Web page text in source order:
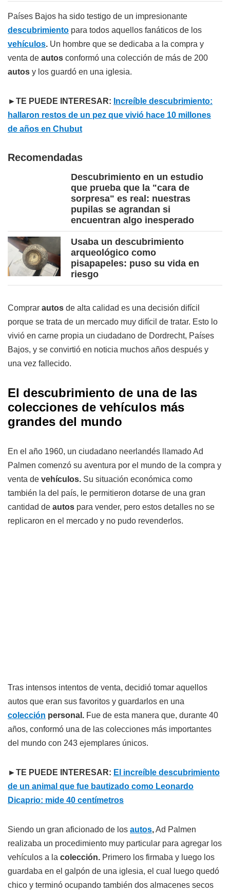
Países Bajos ha sido testigo de un impresionante
descubrimiento para todos aquellos fanáticos de los
vehículos. Un hombre que se dedicaba a la compra y
venta de autos conformó una colección de más de 200
autos y los guardó en una iglesia.
►TE PUEDE INTERESAR: Increíble descubrimiento:
hallaron restos de un pez que vivió hace 10 millones
de años en Chubut
Recomendadas
Descubrimiento en un estudio
que prueba que la "cara de
sorpresa" es real: nuestras
pupilas se agrandan si
encuentran algo inesperado
Usaba un descubrimiento
arqueológico como
pisapapeles: puso su vida en
riesgo
Comprar autos de alta calidad es una decisión difícil
porque se trata de un mercado muy difícil de tratar. Esto lo
vivió en carne propia un ciudadano de Dordrecht, Países
Bajos, y se convirtió en noticia muchos años después y
una vez fallecido.
El descubrimiento de una de las
colecciones de vehículos más
grandes del mundo
En el año 1960, un ciudadano neerlandés llamado Ad
Palmen comenzó su aventura por el mundo de la compra y
venta de vehículos. Su situación económica como
también la del país, le permitieron dotarse de una gran
cantidad de autos para vender, pero estos detalles no se
replicaron en el mercado y no pudo revenderlos.
Tras intensos intentos de venta, decidió tomar aquellos
autos que eran sus favoritos y guardarlos en una
colección personal. Fue de esta manera que, durante 40
años, conformó una de las colecciones más importantes
del mundo con 243 ejemplares únicos.
►TE PUEDE INTERESAR: El increíble descubrimiento
de un animal que fue bautizado como Leonardo
Dicaprio: mide 40 centímetros
Siendo un gran aficionado de los autos,Ad Palmen
realizaba un procedimiento muy particular para agregar los
vehículos a la colección. Primero los firmaba y luego los
guardaba en el galpón de una iglesia, el cual luego quedó
chico y terminó ocupando también dos almacenes secos